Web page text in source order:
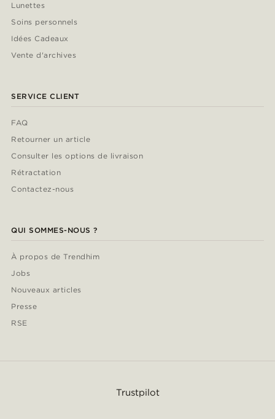
Lunettes
Soins personnels
Idées Cadeaux
Vente d'archives
SERVICE CLIENT
FAQ
Retourner un article
Consulter les options de livraison
Rétractation
Contactez-nous
QUI SOMMES-NOUS ?
À propos de Trendhim
Jobs
Nouveaux articles
Presse
RSE
Trustpilot